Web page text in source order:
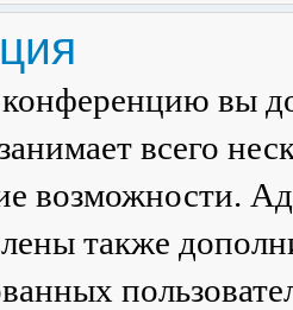
вы
всего
возможности.
также